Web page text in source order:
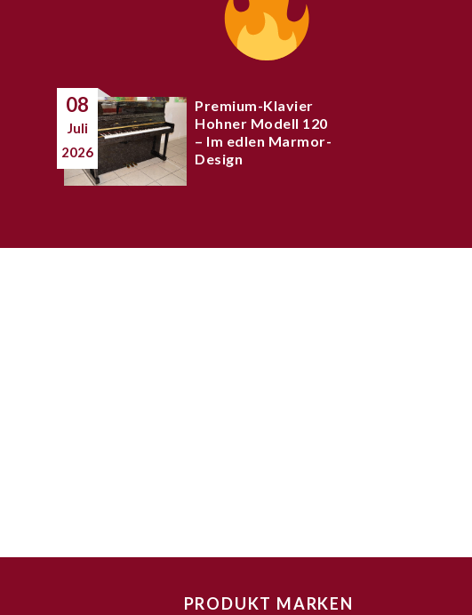
08
Juli
2026
Premium-Klavier
Hohner Modell 120
– Im edlen Marmor-
Design
PRODUKT MARKEN